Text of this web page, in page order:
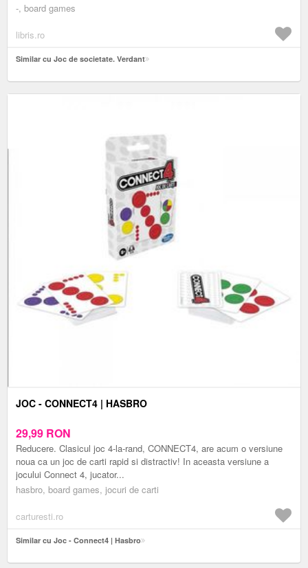
-, board games
libris.ro
Similar cu Joc de societate. Verdant
JOC - CONNECT4 | HASBRO
29,99 RON
Reducere. Clasicul joc 4-la-rand, CONNECT4, are acum o versiune
noua ca un joc de carti rapid si distractiv! In aceasta versiune a
jocului Connect 4, jucator...
hasbro, board games, jocuri de carti
carturesti.ro
Similar cu Joc - Connect4 | Hasbro